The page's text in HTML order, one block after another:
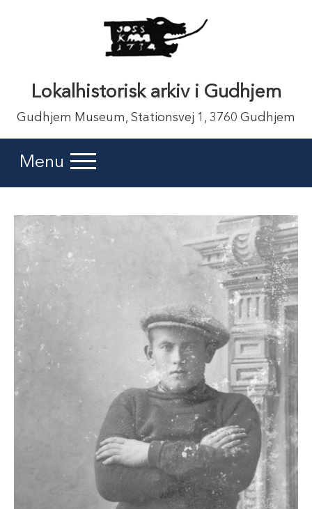
Lokalhistorisk arkiv i Gudhjem
Gudhjem Museum, Stationsvej 1, 3760 Gudhjem
Menu